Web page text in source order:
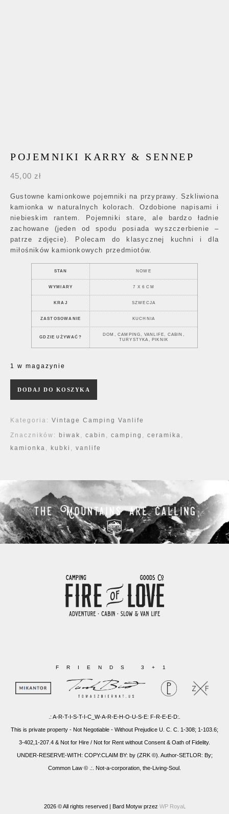
POJEMNIKI KARRY & SENNEP
45,00 zł
Gustowne kamionkowe pojemniki na przyprawy. Szkliwiona
kamionka w naturalnych kolorach. Ozdobione napisami i
niebieskim rantem. Pojemniki stare, ale bardzo ładnie
zachowane (jeden od spodu posiada wyszczerbienie –
patrze zdjęcie). Polecam do klasycznej kuchni i dla
miłośników kamionkowych przedmiotów.
STAN NOWE
WYMIARY 7 X 6 CM
KRAJ SZWECJA
ZASTOSOWANIE KUCHNIA
GDZIE UŻYWAĆ?
DOM, CAMPING, VANLIFE, CABIN,
TURYSTYKA, PIKNIK
1 w magazynie
DODAJ DO KOSZYKA
Kategoria: Vintage Camping Vanlife
Znaczników: biwak , cabin , camping , ceramika ,
kamionka , kubki , vanlife
FRIENDS 3+1
.: A-R-T-I-S-T-I-C_W-A-R-E-H-O-U-S-E: F-R-E-E-D:.
This is private property - Not Negotiable - Without Prejudice U. C. C. 1-308; 1-103.6;
3-402,1-207.4 & Not for Hire / Not for Rent without Consent & Oath of Fidelity.
UNDER-RESERVE-WITH: COPY:CLAIM BY: by (ZRK ©). Author-SETLOR: By;
Common Law © .:. Not-a-corporation, the-Living-Soul.
2026 © All rights reserved | Bard Motyw przez WP Royal .